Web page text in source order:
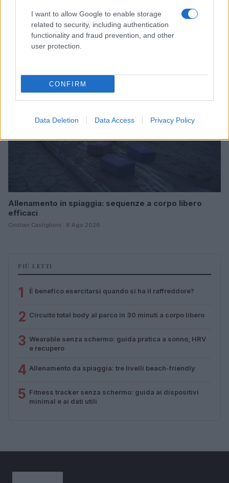
I want to allow Google to enable storage
related to security, including authentication
functionality and fraud prevention, and other
user protection.
CONFIRM
Data Deletion Data Access Privacy Policy
Smartband o smartwatch: come scegliere il fitness
tracker giusto
Camilla Fiore · 8 Ago 2026
Allenamento in spiaggia: sequenze a corpo libero
efficaci
Cristian Castiglioni · 8 Ago 2026
PIÙ LETTI
1 È benefico esercitarsi quando si ha il raffreddore?
2 Circuito total body al parco in 30 minuti a corpo libero
3 Wearable senza schermo: guida pratica a sonno, HRV
e recupero
4 Allenamento da spiaggia: tre livelli beach-friendly
5 Fitness tracker senza schermo: guida ai dispositivi
minimal e ai dati utili